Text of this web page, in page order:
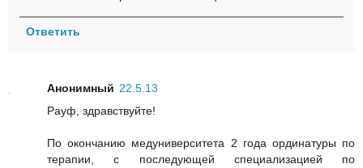
Ответить
Анонимный 22.5.13
Рауф, здравствуйте!
По окончанию медуниверситета 2 года ординатуры по
терапии, с последующей специализацией по